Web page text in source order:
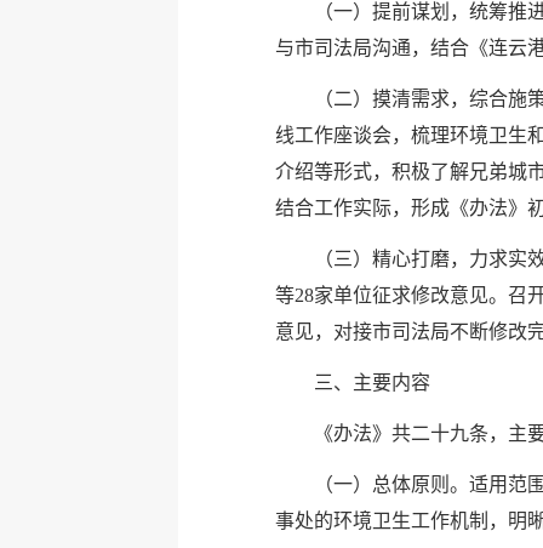
（一）提前谋划，统筹
与市司法局沟通，结合《连云
（二）摸清需求，综合
线工作座谈会，梳理环境卫生
介绍等形式，积极了解兄弟城
结合工作实际，形成《办法》
（三）精心打磨，力求实
等28家单位征求修改意见。召
意见，对接市司法局不断修改
三、主要内容
《办法》共二十九条，主
（一）总体原则。适用
事处的环境卫生工作机制，明